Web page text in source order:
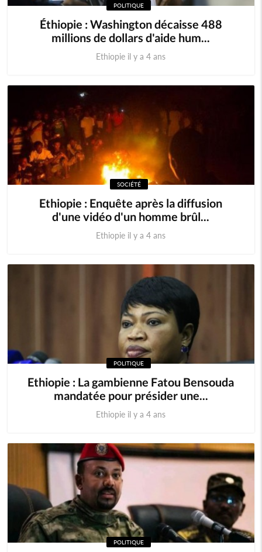
POLITIQUE
Éthiopie : Washington décaisse 488
millions de dollars d'aide hum...
Ethiopie il y a 4 ans
SOCIÉTÉ
Ethiopie : Enquête après la diffusion
d'une vidéo d'un homme brûl...
Ethiopie il y a 4 ans
POLITIQUE
Ethiopie : La gambienne Fatou Bensouda
mandatée pour présider une...
Ethiopie il y a 4 ans
POLITIQUE